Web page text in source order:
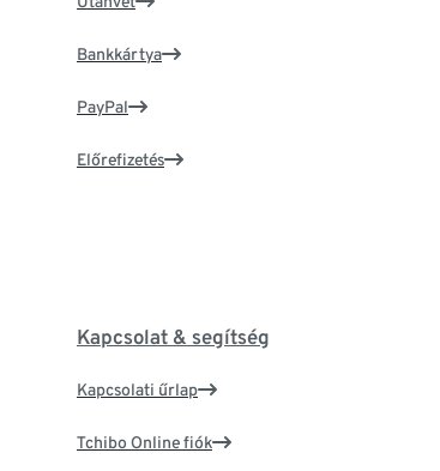
Bankkártya
PayPal
Előrefizetés
Kapcsolat & segítség
Kapcsolati űrlap
Tchibo Online fiók